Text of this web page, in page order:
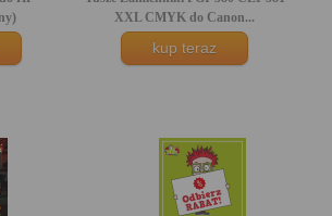
XXL CMYK do Canon...
kup teraz